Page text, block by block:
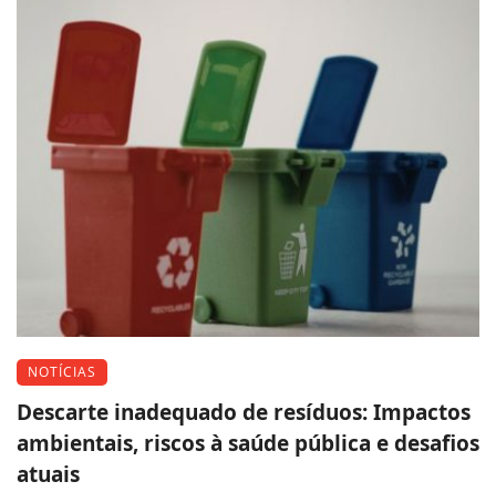
NOTÍCIAS
Descarte inadequado de resíduos: Impactos
ambientais, riscos à saúde pública e desafios
atuais